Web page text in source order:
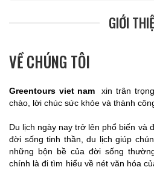
GIỚI
VỀ CHÚNG TÔI
Greentours viet nam xin trân
chào, lời chúc sức khỏe và thành
Du lịch ngày nay trở lên phổ biến và
đời sống tinh thần, du lịch giúp
những bộn bề của đời sống
chính là đi tìm hiểu về nét văn hóa